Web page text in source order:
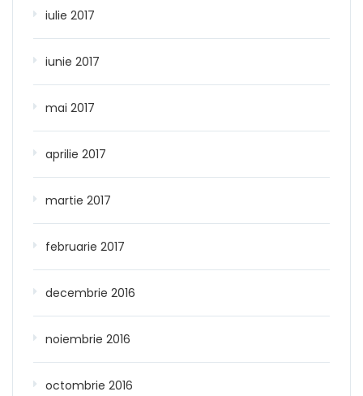
iulie 2017
iunie 2017
mai 2017
aprilie 2017
martie 2017
februarie 2017
decembrie 2016
noiembrie 2016
octombrie 2016